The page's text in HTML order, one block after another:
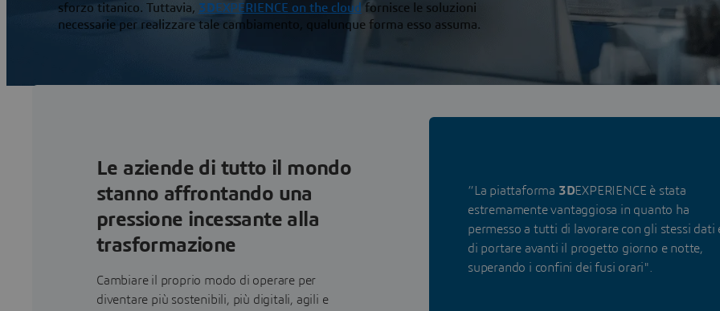
sforzo titanico. Tuttavia, 3D EXPERIENCE on the cloud fornisce le soluzioni
necessarie per realizzare tale cambiamento, qualunque forma esso assuma.
Le aziende di tutto il mondo
stanno affrontando una
pressione incessante alla
trasformazione
Cambiare il proprio modo di operare per
diventare più sostenibili, più digitali, agili e
“La piattaforma 3DEXPERIENCE è stata
estremamente vantaggiosa in quanto ha
permesso a tutti di lavorare con gli stessi dati
di portare avanti il progetto giorno e notte,
superando i confini dei fusi orari".